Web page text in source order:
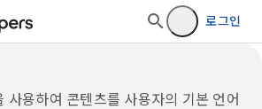
로그인
용하여 콘텐츠를 사용자의 기본 언어